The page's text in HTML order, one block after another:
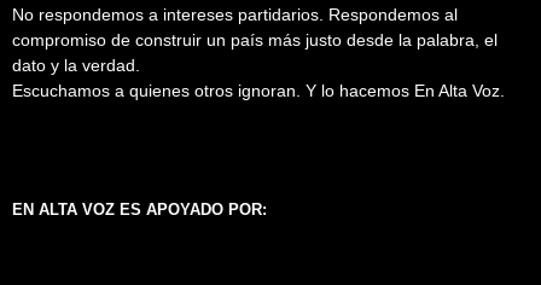
No respondemos a intereses partidarios. Respondemos al
compromiso de construir un país más justo desde la palabra, el
dato y la verdad.
Escuchamos a quienes otros ignoran. Y lo hacemos En Alta Voz.
EN ALTA VOZ ES APOYADO POR: